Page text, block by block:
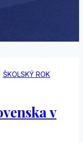
ŠKOLSKÝ ROK
v